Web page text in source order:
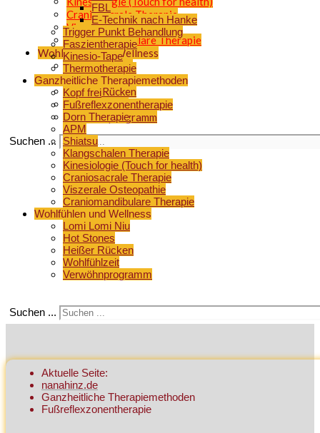
Craniosacrale Therapie
Viszerale Osteopathie
Craniomandibulare Therapie
Wohlfühlen und Wellness
Lomi Lomi Niu
Hot Stones
Heißer Rücken
Wohlfühlzeit
Verwöhnprogramm
Suchen ...
FBL
E-Technik nach Hanke
Trigger Punkt Behandlung
Faszientherapie
Kinesio-Tape
Thermotherapie
Ganzheitliche Therapiemethoden
Kopf frei
Fußreflexzonentherapie
Dorn Therapie
APM
Shiatsu
Klangschalen Therapie
Kinesiologie (Touch for health)
Craniosacrale Therapie
Viszerale Osteopathie
Craniomandibulare Therapie
Wohlfühlen und Wellness
Lomi Lomi Niu
Hot Stones
Heißer Rücken
Wohlfühlzeit
Verwöhnprogramm
Suchen ...
Aktuelle Seite:
nanahinz.de
Ganzheitliche Therapiemethoden
Fußreflexzonentherapie